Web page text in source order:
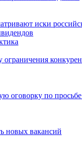
иски
ограничения
оговорку по
новых вакансий